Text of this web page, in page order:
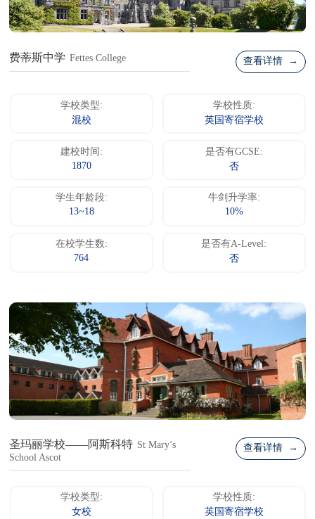
费蒂斯中学 Fettes College 查看详情 →
学校类型:
混校
学校性质:
英国寄宿学校
建校时间:
1870
是否有GCSE:
否
学生年龄段:
13~18
牛剑升学率:
10%
在校学生数:
764
是否有A-Level:
否
圣玛丽学校——阿斯科特 St Mary’s
School Ascot
查看详情 →
学校类型:
女校
学校性质:
英国寄宿学校